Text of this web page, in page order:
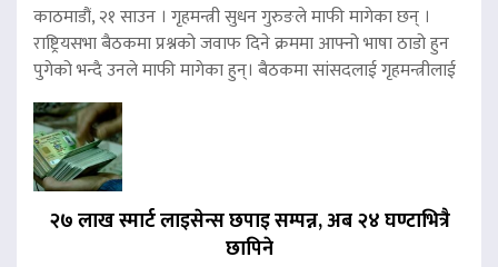
काठमाडौं, २१ साउन । गृहमन्त्री सुधन गुरुङले माफी मागेका छन् ।
राष्ट्रियसभा बैठकमा प्रश्नको जवाफ दिने क्रममा आफ्नो भाषा ठाडो हुन
पुगेको भन्दै उनले माफी मागेका हुन्। बैठकमा सांसदलाई गृहमन्त्रीलाई
२७ लाख स्मार्ट लाइसेन्स छपाइ सम्पन्न, अब २४ घण्टाभित्रै
छापिने